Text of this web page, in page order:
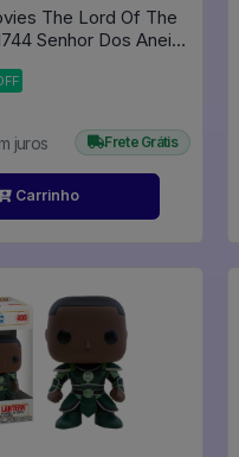
The Lord Of The
Senhor Dos Aneis
juros Frete Grátis
Carrinho